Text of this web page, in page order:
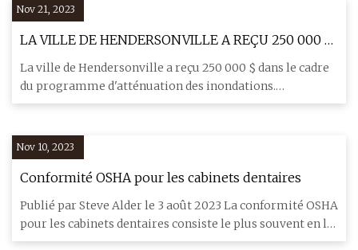
Nov 21, 2023
LA VILLE DE HENDERSONVILLE A REÇU 250 000 $
DANS LE CADRE DU PROGRAMME
D'ATTÉNUATION DES INONDATIONS
La ville de Hendersonville a reçu 250 000 $ dans le cadre
du programme d'atténuation des inondations.
Félicitations à
Nov 10, 2023
Conformité OSHA pour les cabinets dentaires
Publié par Steve Alder le 3 août 2023 La conformité OSHA
pour les cabinets dentaires consiste le plus souvent en la
conf